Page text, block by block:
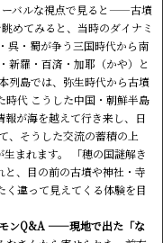
バルな視点で見ると――古墳
めてみると、当時のダイナミ
呉・蜀が争う三国時代から南
新羅・百済・加耶（かや）と
列島では、弥生時代から古墳
時代 こうした中国・朝鮮半島
が海を越えて行き来し、日
、そうした交流の蓄積の上
まれます。 「穂の国謎解き
、目の前の古墳や神社・寺
違って見えてくる体験を目
ンQ&A ――現地で出た「な